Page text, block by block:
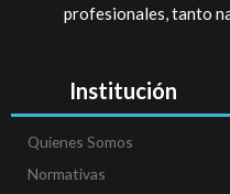
profesionales, tanto
Institución
Quienes Somos
Normativas